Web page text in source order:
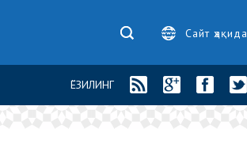
Сайт ҳақида
ЁЗИЛИНГ